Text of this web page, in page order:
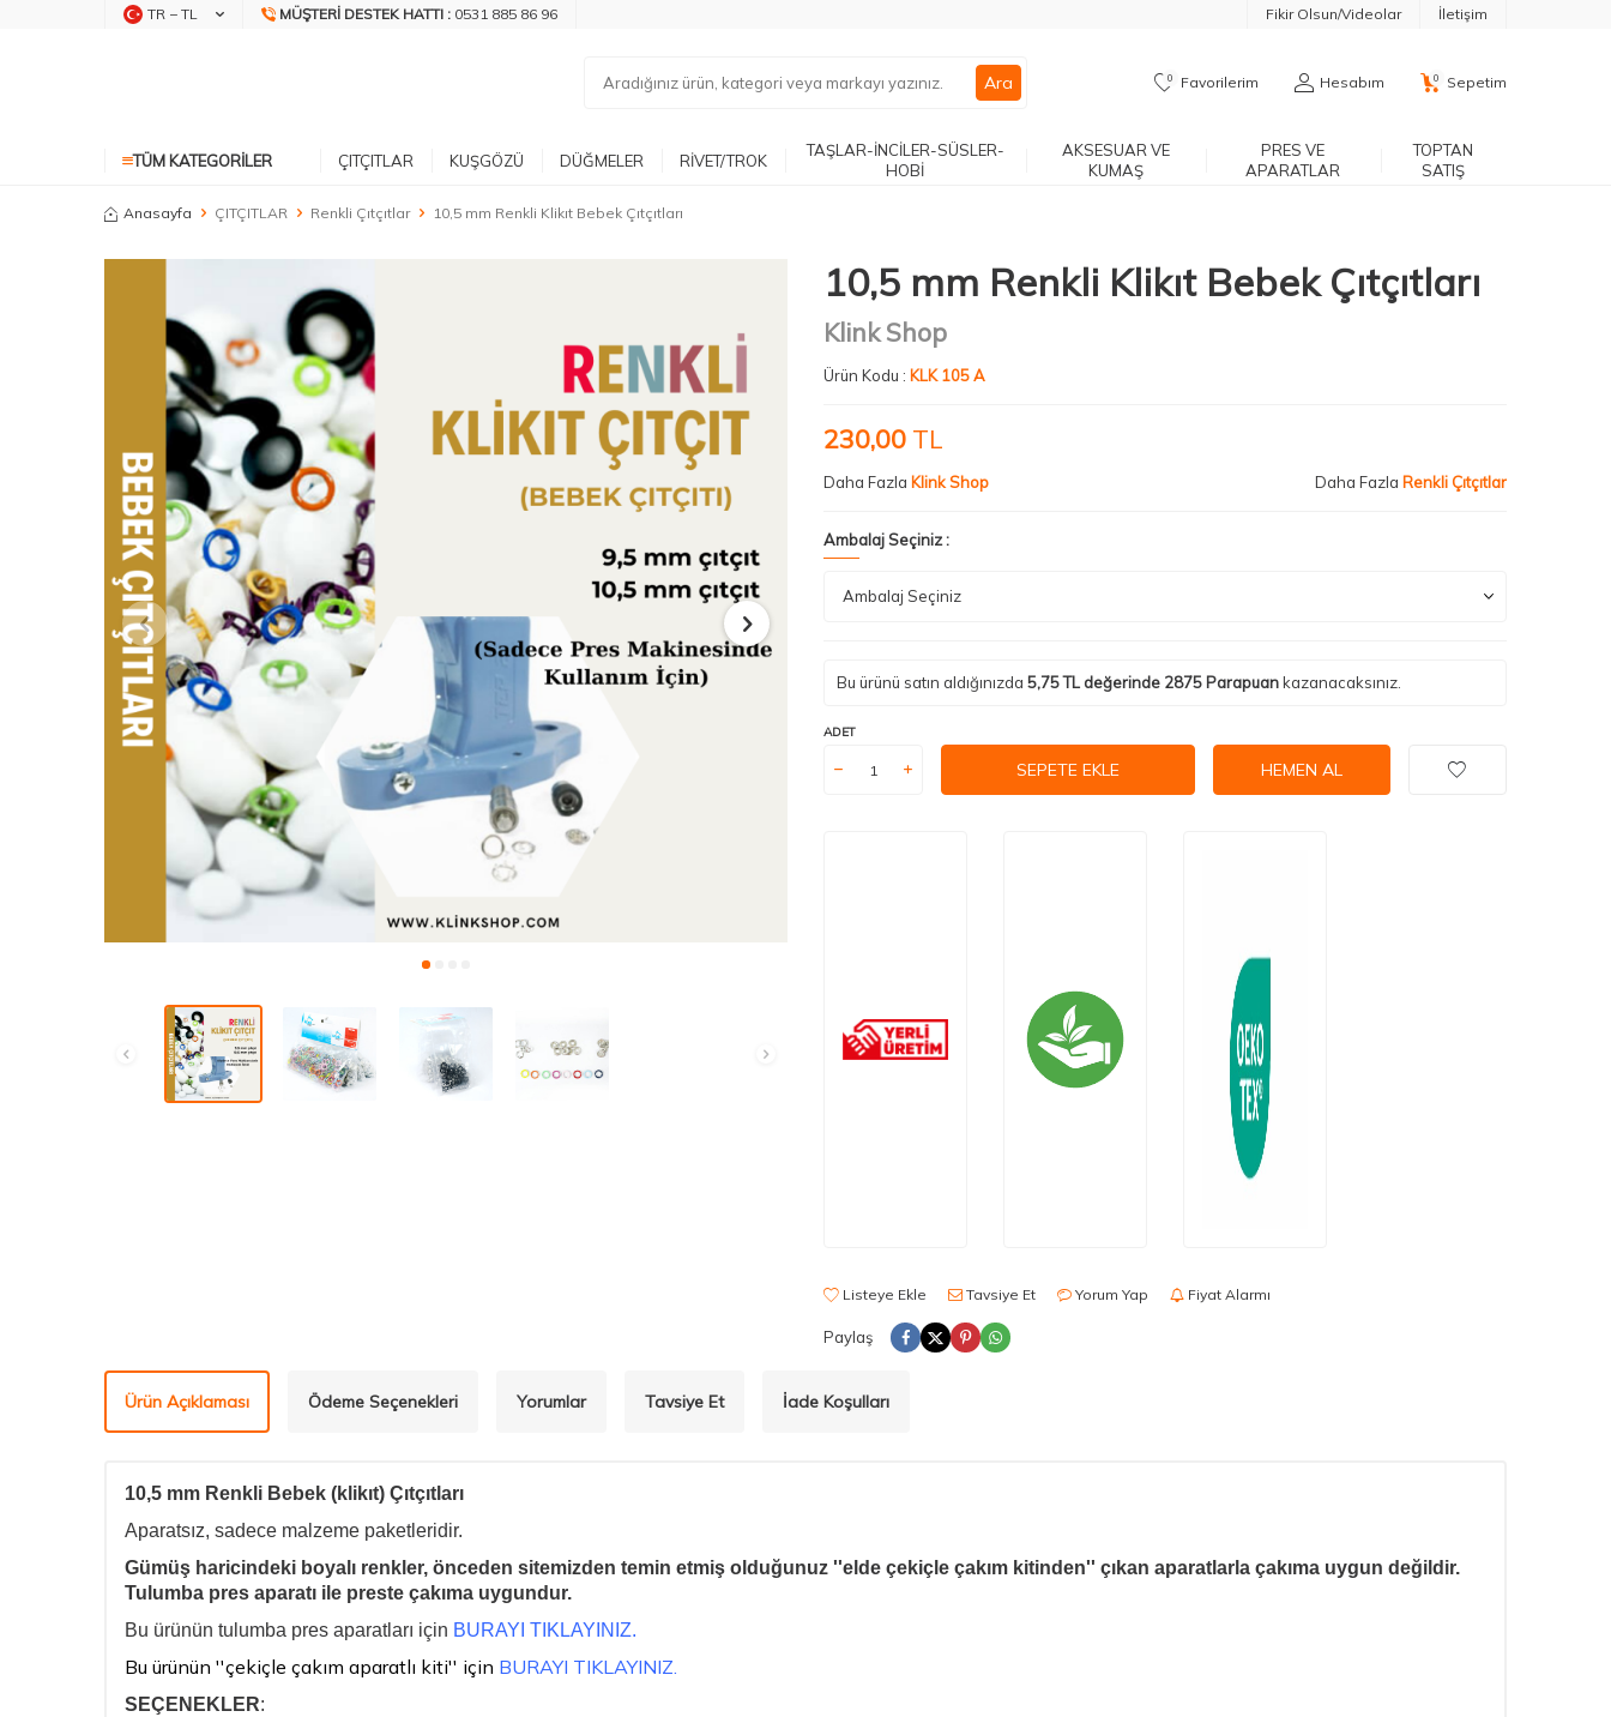
TR − TL MÜŞTERI DESTEK HATTI : 0531 885 86 96 Fikir Olsun/Videolar İletişim
Ara 0 Favorilerim Hesabım 0 Sepetim
TÜM KATEGORILER ÇITÇITLAR KUŞGÖZÜ DÜĞMELER RİVET/TROK
TAŞLAR-İNCİLER-SÜSLER-
HOBİ
AKSESUAR VE
KUMAŞ
PRES VE
APARATLAR
TOPTAN
SATIŞ
Anasayfa ÇITÇITLAR Renkli Çıtçıtlar 10,5 mm Renkli Klikıt Bebek Çıtçıtları
10,5 mm Renkli Klikıt Bebek Çıtçıtları
Klink Shop
Ürün Kodu : KLK 105 A
230,00 TL
Daha Fazla Klink Shop Daha Fazla Renkli Çıtçıtlar
Ambalaj Seçiniz :
Bu ürünü satın aldığınızda 5,75TL değerinde 2875 Parapuankazanacaksınız.
ADET
SEPETE EKLE HEMEN AL
Listeye Ekle Tavsiye Et Yorum Yap Fiyat Alarmı
Paylaş
Ürün Açıklaması Ödeme Seçenekleri Yorumlar Tavsiye Et İade Koşulları
10,5 mm Renkli Bebek (klikıt) Çıtçıtları
Aparatsız, sadece malzeme paketleridir.
Gümüş haricindeki boyalı renkler, önceden sitemizden temin etmiş olduğunuz ''elde çekiçle çakım kitinden'' çıkan aparatlarla çakıma uygun değildir.
Tulumba pres aparatı ile preste çakıma uygundur.
Bu ürünün tulumba pres aparatları için BURAYI TIKLAYINIZ.
Bu ürünün ''çekiçle çakım aparatlı kiti'' için BURAYI TIKLAYINIZ.
SEÇENEKLER: